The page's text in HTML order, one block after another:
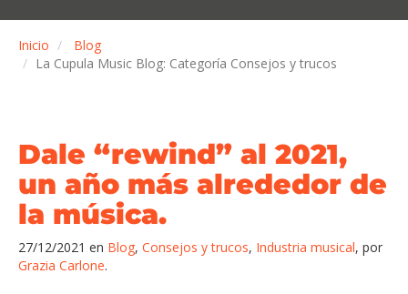
Inicio
Blog
La Cupula Music Blog: Categoría Consejos y trucos
Dale “rewind” al 2021,
un año más alrededor de
la música.
27/12/2021 en Blog, Consejos y trucos, Industria musical, por
Grazia Carlone